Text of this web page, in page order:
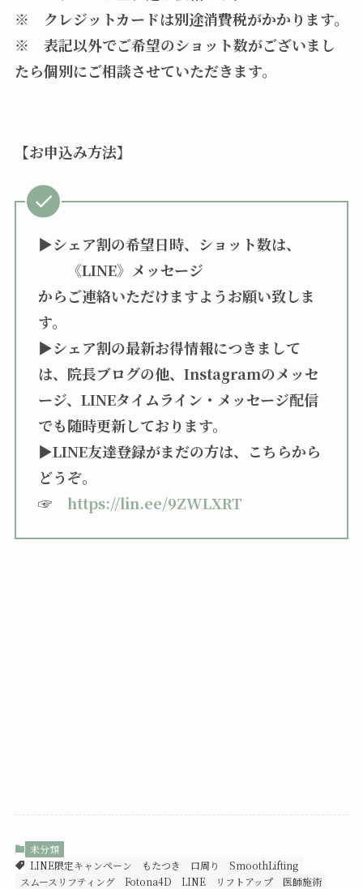
※ クレジットカードは別途消費税がかかります。
※ 表記以外でご希望のショット数がございまし
たら個別にご相談させていただきます。
【お申込み方法】
▶︎シェア割の希望日時、ショット数は、
《LINE》メッセージ
からご連絡いただけますようお願い致しま
す。
▶︎シェア割の最新お得情報につきまして
は、院長ブログの他、Instagramのメッセ
ージ、LINEタイムライン・メッセージ配信
でも随時更新しております。
▶︎LINE友達登録がまだの方は、こちらから
どうぞ。
☞ https://lin.ee/9ZWLXRT
未分類
LINE限定キャンペーン
もたつき 口周り
SmoothLifting
スムースリフティング
Fotona4D LINE リフトアップ
医師施術